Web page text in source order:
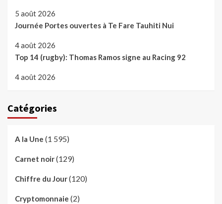
5 août 2026
Journée Portes ouvertes à Te Fare Tauhiti Nui
4 août 2026
Top 14 (rugby): Thomas Ramos signe au Racing 92
4 août 2026
Catégories
A la Une (1 595)
Carnet noir(129)
Chiffre du Jour(120)
Cryptomonnaie (2)